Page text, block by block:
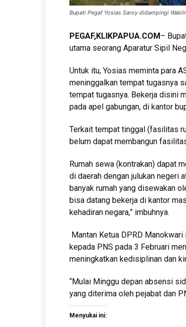
Bupati Pegaf Yosias Saroy didampingi
PEGAF,KLIKPAPUA.COM–
utama seorang Aparatur Sipil
Untuk itu, Yosias meminta para
meninggalkan tempat tugasnya
tempat tugasnya. Bekerja disini
pada apel gabungan, di kantor
Terkait tempat tinggal (fasilitas
belum dapat membangun
Rumah sewa (kontrakan) dapat
di daerah dengan julukan negeri
banyak rumah yang disewakan
bisa datang bekerja di kantor
kehadiran negara,” imbuhnya.
Mantan Ketua DPRD
kepada PNS pada 3 Februari
meningkatkan kedisiplinan dan
“Mulai Minggu depan absensi
yang diterima oleh pejabat dan
Menyukai ini: